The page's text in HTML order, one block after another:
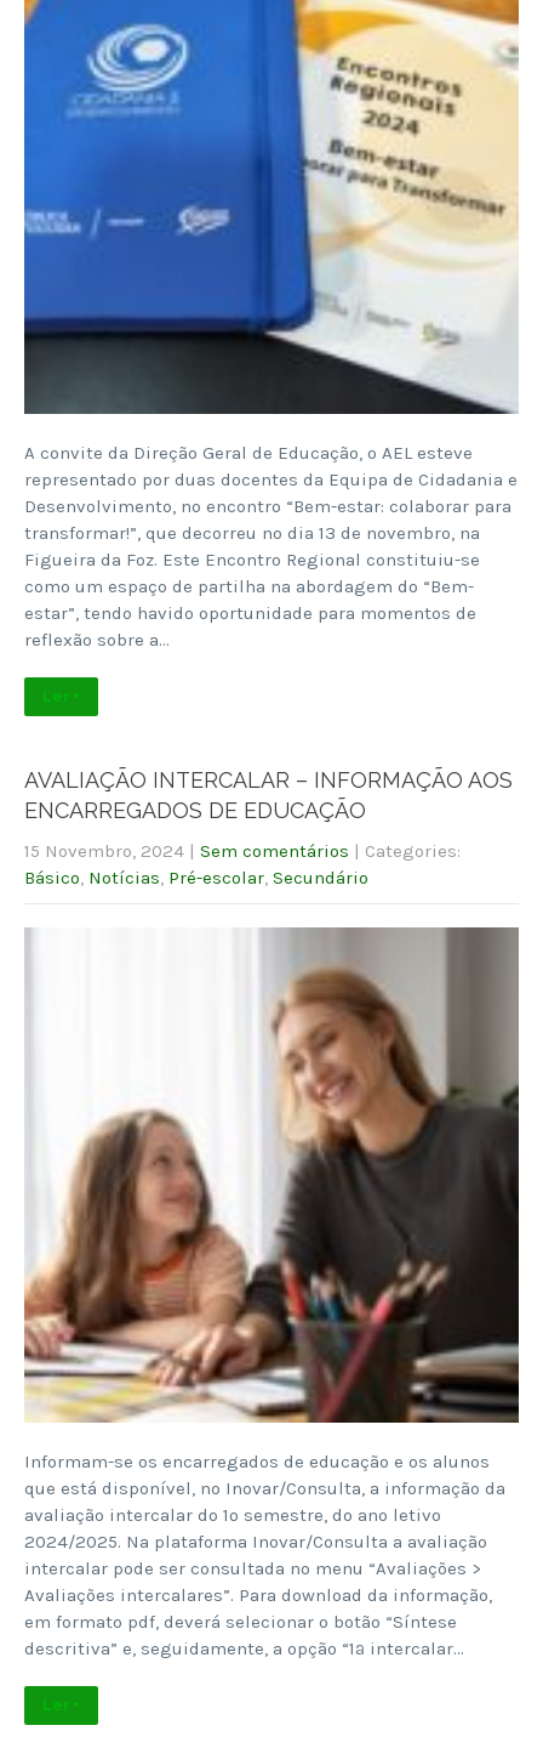
A convite da Direção Geral de Educação, o AEL esteve
representado por duas docentes da Equipa de Cidadania e
Desenvolvimento, no encontro “Bem-estar: colaborar para
transformar!”, que decorreu no dia 13 de novembro, na
Figueira da Foz. Este Encontro Regional constituiu-se
como um espaço de partilha na abordagem do “Bem-
estar”, tendo havido oportunidade para momentos de
reflexão sobre a…
Ler +
AVALIAÇÃO INTERCALAR – INFORMAÇÃO AOS
ENCARREGADOS DE EDUCAÇÃO
15 Novembro, 2024 | Sem comentários | Categories:
Básico Notícias Pré-escolar Secundário
Informam-se os encarregados de educação e os alunos
que está disponível, no Inovar/Consulta, a informação da
avaliação intercalar do 1º semestre, do ano letivo
2024/2025. Na plataforma Inovar/Consulta a avaliação
intercalar pode ser consultada no menu “Avaliações >
Avaliações intercalares”. Para download da informação,
em formato pdf, deverá selecionar o botão “Síntese
descritiva” e, seguidamente, a opção “1ª intercalar…
Ler +